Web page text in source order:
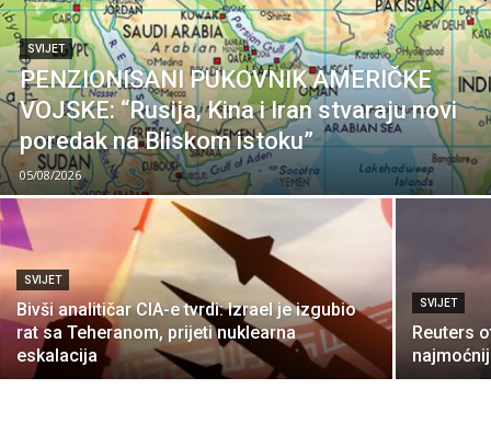
SVIJET
PENZIONISANI PUKOVNIK AMERIČKE
VOJSKE: “Rusija, Kina i Iran stvaraju novi
poredak na Bliskom istoku”
05/08/2026
SVIJET
Bivši analitičar CIA-e tvrdi: Izrael je izgubio
rat sa Teheranom, prijeti nuklearna
eskalacija
SVIJET
Reuters